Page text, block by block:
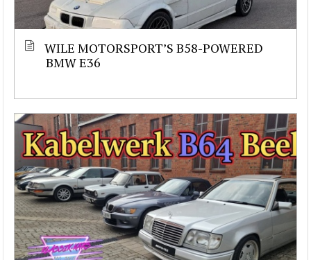
WILE MOTORSPORT’S B58-POWERED
BMW E36